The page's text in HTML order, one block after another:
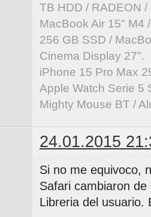
TB HDD / RADEON
MacBook Air 15" M4
256 GB SSD /
Cinema Display 27".
iPhone 15 Pro Max
Apple Watch Serie 5
Mighty Mouse BT /
24.01.2015
Si no me equivoco,
Safari cambiaron
Libreria del usuario.